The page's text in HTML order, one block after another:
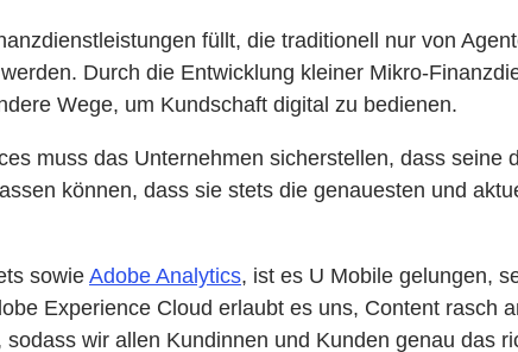
füllt, die traditionell nur von
Durch die Entwicklung kleiner Mikro-
Wege, um Kundschaft digital zu bedienen.
muss das Unternehmen sicherstellen, dass seine
können, dass sie stets die genauesten und
sowie Adobe Analytics, ist es U Mobile gelungen,
Experience Cloud erlaubt es uns, Content rasch
wir allen Kundinnen und Kunden genau das